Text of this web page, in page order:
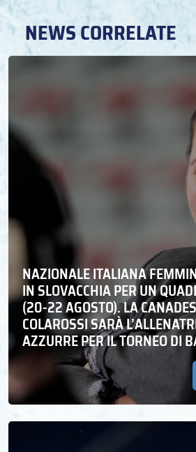
NEWS CORRELATE
NAZIONALE ITALIANA
IN SLOVACCHIA PER UN
(20-22 AGOSTO). LA
COLAROSSI SARÀ
AZZURRE PER IL TORNEO DI